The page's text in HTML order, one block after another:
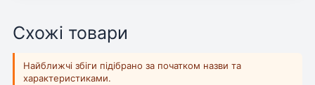
Схожі товари
Найближчі збіги підібрано за початком назви та
характеристиками.